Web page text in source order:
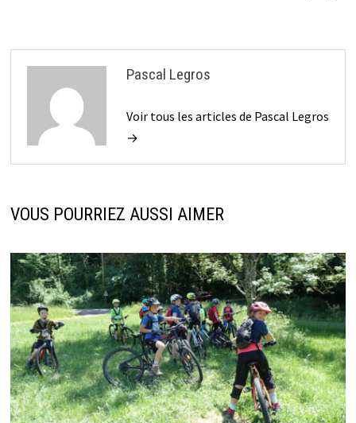
Pascal Legros
Voir tous les articles de Pascal Legros
→
VOUS POURRIEZ AUSSI AIMER